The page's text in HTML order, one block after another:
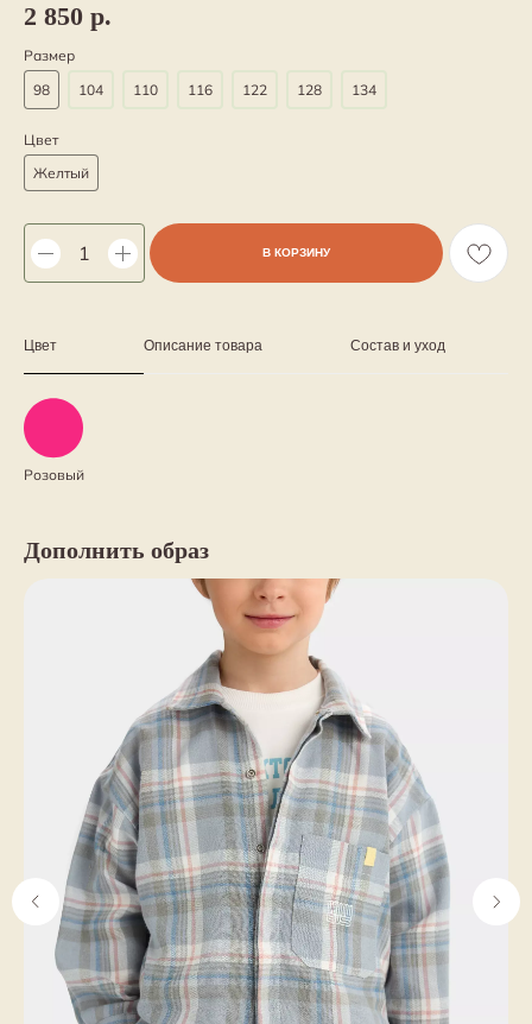
2 850 р.
Размер
98
104 110 116 122 128 134
Цвет
Желтый
В КОРЗИНУ
Цвет Описание товара Состав и уход
Розовый
Дополнить образ
Частые вопросы
Рекомендации по уходу
Оплата и доставка
Каталог
ИНТЕРНЕТ-МАГАЗИН
Telegram
ВКонтакте
НАШИ СОЦ.СЕТИ ДОКУМЕНТЫ
Политика конфиденциальности
Соглашение на обработку
персональных данных
Согласие на получение рассылки
Договор публичной оферты